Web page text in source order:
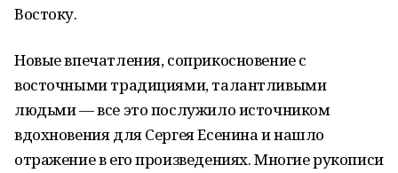
Востоку.
Новые впечатления, соприкосновение с
восточными традициями, талантливыми
людьми — все это послужило источником
вдохновения для Сергея Есенина и нашло
отражение в его произведениях. Многие рукописи